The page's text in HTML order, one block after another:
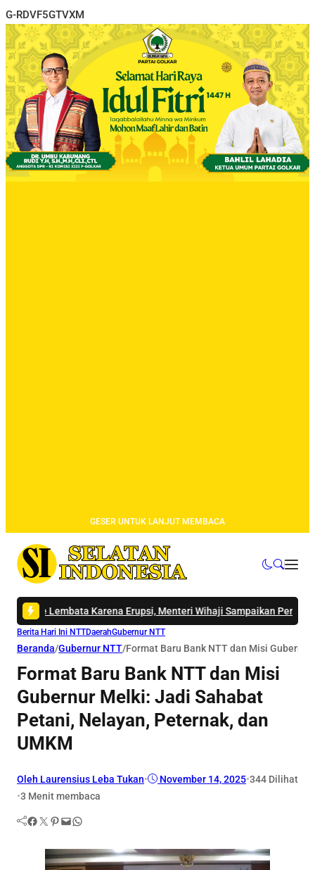
G-RDVF5GTVXM
GESER UNTUK LANJUT MEMBACA
Karena Erupsi, Menteri Wihaji Sampaikan Permohonan Maaf
Berita Hari Ini NTTDaerahGubernur NTT
Beranda/Gubernur NTT/Format Baru Bank NTT dan Misi
Format Baru Bank NTT dan Misi
Gubernur Melki: Jadi Sahabat
Petani, Nelayan, Peternak, dan
UMKM
Oleh Laurensius Leba Tukan• November 14, 2025•344 Dilihat
•3 Menit membaca
Facebook Twitter Pinterest Mail WhatsApp